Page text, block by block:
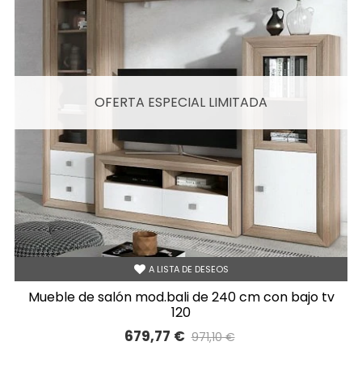
A LISTA DE DESEOS
OFERTA ESPECIAL LIMITADA
mueble de salón mod.bali de 240 cm con bajo tv
120
679,77 € 971,10 €